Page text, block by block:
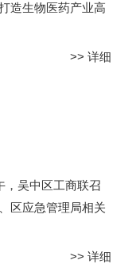
造生物医药产业高
>> 详细
，吴中区工商联召
区应急管理局相关
>> 详细